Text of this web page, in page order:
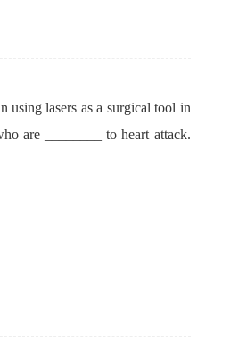
using lasers as a surgical tool in
are ________ to heart attack.